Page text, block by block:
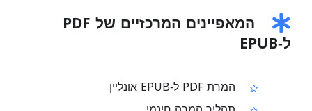
המאפיינים המרכזיים של PDF
ל‑EPUB
המרת PDF ל‑EPUB אונליין